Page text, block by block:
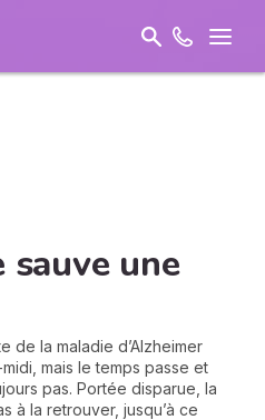
sauve une
de la maladie d’Alzheimer
mais le temps passe et
pas. Portée disparue, la
à la retrouver, jusqu’à ce